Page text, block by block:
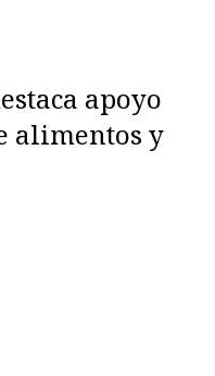
apoyo
alimentos y